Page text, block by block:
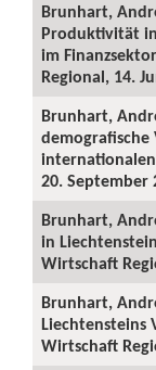
Brunhart,
Produktivität
im
Regional, 14.
Brunhart,
demografische
20. September
Brunhart,
in
Wirtschaft
Brunhart,
Liechtensteins
Wirtschaft